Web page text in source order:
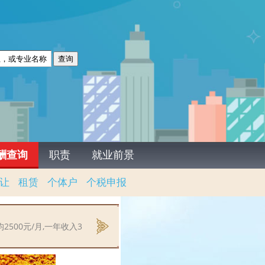
查询 职责 就业前景
租赁 个体户 个税申报
2500元/月,一年收入3